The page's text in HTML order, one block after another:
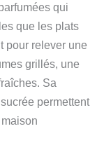
qui
que les plats
pour relever une
grillés, une
Sa
permettent